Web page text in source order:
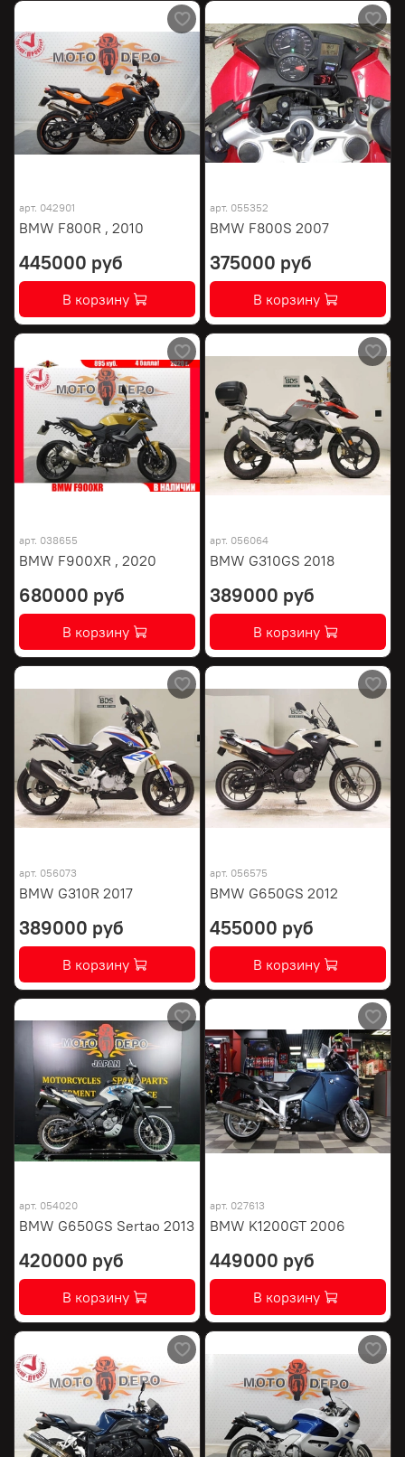
арт. 042901
BMW F800R , 2010
445000 руб
В корзину
арт. 055352
BMW F800S 2007
375000 руб
В корзину
арт. 038655
BMW F900XR , 2020
680000 руб
В корзину
арт. 056064
BMW G310GS 2018
389000 руб
В корзину
арт. 056073
BMW G310R 2017
389000 руб
В корзину
арт. 056575
BMW G650GS 2012
455000 руб
В корзину
арт. 054020
BMW G650GS Sertao 2013
420000 руб
В корзину
арт. 027613
BMW K1200GT 2006
449000 руб
В корзину